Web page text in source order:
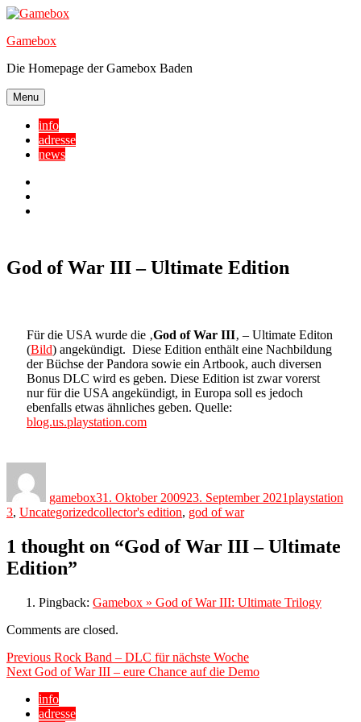
Skip
content
Gamebox
Die Homepage der Gamebox Baden
Menu
info
adresse
news
God of War III – Ultimate Edition
Für die USA wurde die ‚God of War III‚ – Ultimate Editon
(Bild) angekündigt. Diese Edition enthält eine Nachbildung
der Büchse der Pandora sowie ein Artbook, auch diversen
Bonus DLC wird es geben. Diese Edition ist zwar vorerst
nur für die USA angekündigt, in Europa soll es jedoch
ebenfalls etwas ähnliches geben. Quelle:
blog.us.playstation.com
gamebox31. Oktober 200923. September 2021playstation
3, UncategorizedTags
collector's edition, god of war
1 thought on “God of War III – Ultimate
Edition”
Pingback: Gamebox » God of War III: Ultimate Trilogy
Comments are closed.
Beitragsnavigation
Previous Previous
post:
Rock Band – DLC für nächste Woche
Next Next
God of War III – eure Chance auf die Demo
info
adresse